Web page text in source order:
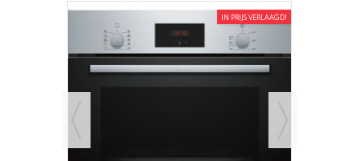
IN PRIJS VERLAAGD!